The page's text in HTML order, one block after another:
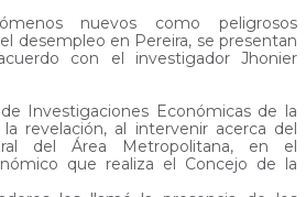
nuevos como peligrosos
desempleo en Pereira, se presentan
con el investigador Jhonier
Investigaciones Económicas de la
revelación, al intervenir acerca del
del Área Metropolitana, en el
que realiza el Concejo de la